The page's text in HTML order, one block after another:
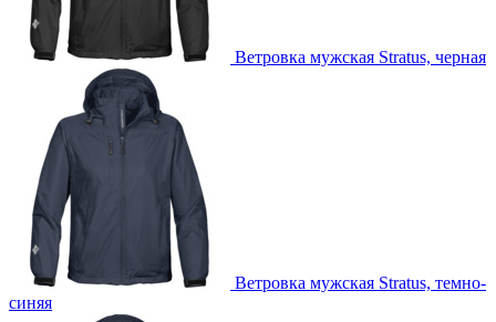
Ветровка мужская Stratus, черная
Ветровка мужская Stratus, темно-
синяя